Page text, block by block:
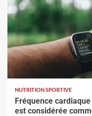
NUTRITION SPORTIVE
Fréquence
est considérée